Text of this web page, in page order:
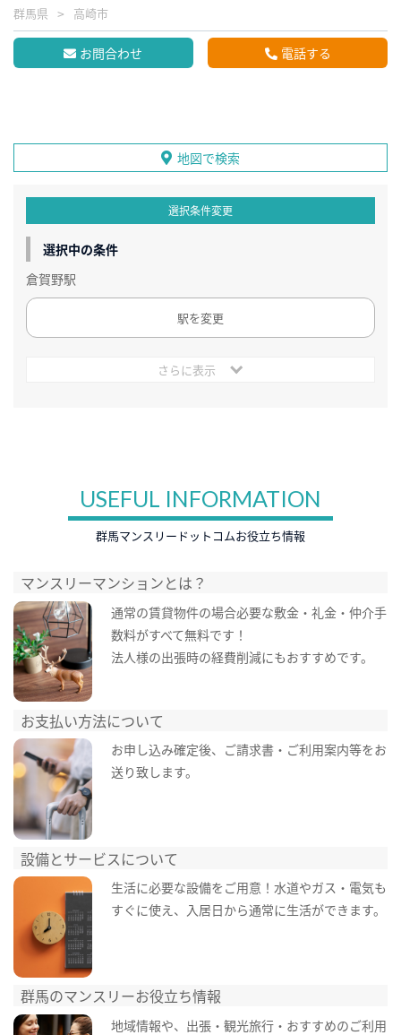
群馬県 高崎市
お問合わせ 電話する
地図で検索
選択条件変更
選択中の条件
倉賀野駅
駅を変更
さらに表示
USEFUL INFORMATION
群馬マンスリードットコムお役立ち情報
マンスリーマンションとは？
通常の賃貸物件の場合必要な敷金・礼金・仲介手
数料がすべて無料です！
法人様の出張時の経費削減にもおすすめです。
お支払い方法について
お申し込み確定後、ご請求書・ご利用案内等をお
送り致します。
設備とサービスについて
生活に必要な設備をご用意！水道やガス・電気も
すぐに使え、入居日から通常に生活ができます。
群馬のマンスリーお役立ち情報
地域情報や、出張・観光旅行・おすすめのご利用